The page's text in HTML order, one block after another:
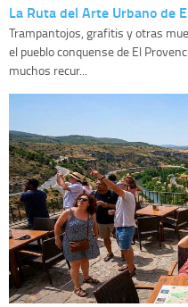
La Ruta del Arte Urbano de
Trampantojos, grafitis y otras
el pueblo conquense de El
muchos recur...